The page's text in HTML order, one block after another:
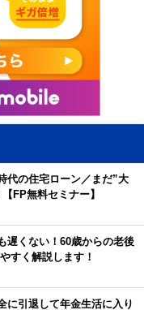
代の住宅ローン／まだ”大
FP無料セミナー】
遅くない！60歳からの老後
すく解説します！
に引退して年金生活に入り